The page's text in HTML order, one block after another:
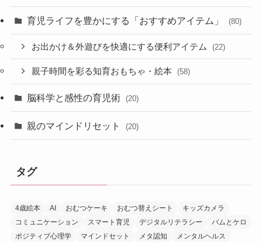
育児ライフを豊かにする「おすすめアイテム」 (80)
お出かけ＆外遊びを快適にする便利アイテム (22)
親子時間を彩る知育おもちゃ・絵本 (58)
脳科学と感性の育児術 (20)
親のマインドリセット (20)
タグ
4歳絵本 AI おむつケーキ おむつ替えシート
キッズカメラ
コミュニケーション
スマート育児 デジタルリテラシー
バムとケロ
ポジティブ心理学
マインドセット メタ認知
メンタルヘルス